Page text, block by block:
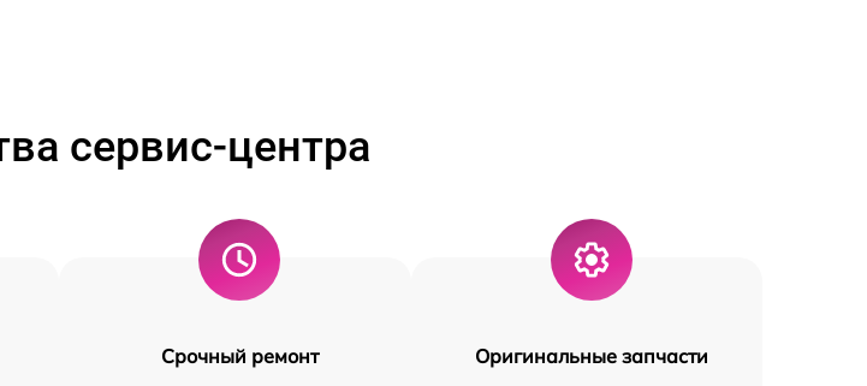
сервис-центра
Срочный ремонт Оригинальные запчасти